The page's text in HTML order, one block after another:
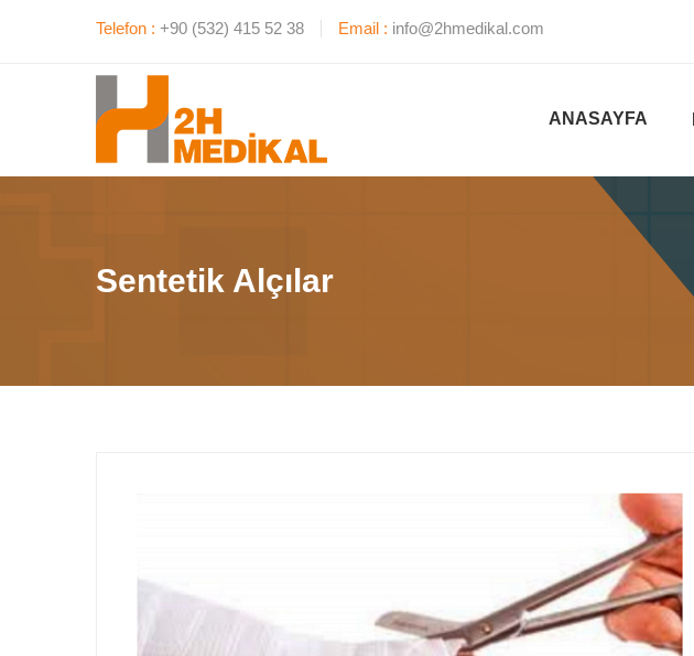
Telefon : +90 (532) 415 52 38 Email : info@2hmedikal.com
ANASAYFA
Sentetik Alçılar